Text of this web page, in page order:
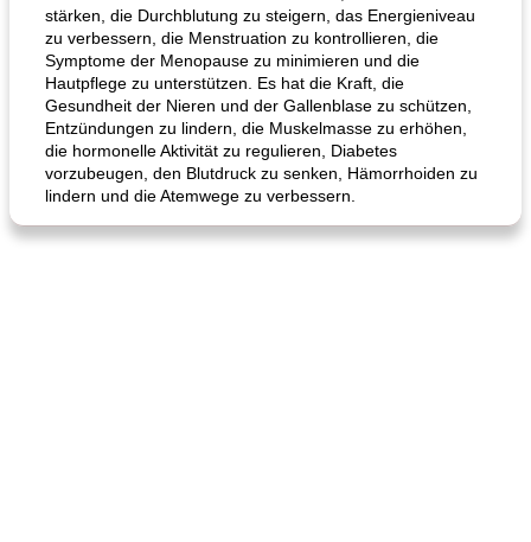
stärken, die Durchblutung zu steigern, das Energieniveau
zu verbessern, die Menstruation zu kontrollieren, die
Symptome der Menopause zu minimieren und die
Hautpflege zu unterstützen. Es hat die Kraft, die
Gesundheit der Nieren und der Gallenblase zu schützen,
Entzündungen zu lindern, die Muskelmasse zu erhöhen,
die hormonelle Aktivität zu regulieren, Diabetes
vorzubeugen, den Blutdruck zu senken, Hämorrhoiden zu
lindern und die Atemwege zu verbessern.